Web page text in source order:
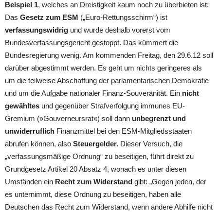
Beispiel 1, welches an Dreistigkeit kaum noch zu überbieten ist:
Das Gesetz zum ESM („Euro-Rettungsschirm“) ist
verfassungswidrig und wurde deshalb vorerst vom
Bundesverfassungsgericht gestoppt. Das kümmert die
Bundesregierung wenig. Am kommenden Freitag, den 29.6.12 soll
darüber abgestimmt werden. Es geht um nichts geringeres als
um die teilweise Abschaffung der parlamentarischen Demokratie
und um die Aufgabe nationaler Finanz-Souveränität. Ein nicht
gewähltes und gegenüber Strafverfolgung immunes EU-
Gremium (»Gouverneursrat«) soll dann unbegrenzt und
unwiderruflich Finanzmittel bei den ESM-Mitgliedsstaaten
abrufen können, also Steuergelder. Dieser Versuch, die
„verfassungsmäßige Ordnung“ zu beseitigen, führt direkt zu
Grundgesetz Artikel 20 Absatz 4, wonach es unter diesen
Umständen ein Recht zum Widerstand gibt: „Gegen jeden, der
es unternimmt, diese Ordnung zu beseitigen, haben alle
Deutschen das Recht zum Widerstand, wenn andere Abhilfe nicht